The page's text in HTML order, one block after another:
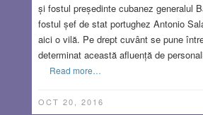
și fostul președinte cubanez generalul
fostul șef de stat portughez Antonio
aici o vilă. Pe drept cuvânt se pune
determinat această afluență de
Read more…
OCT 20, 2016